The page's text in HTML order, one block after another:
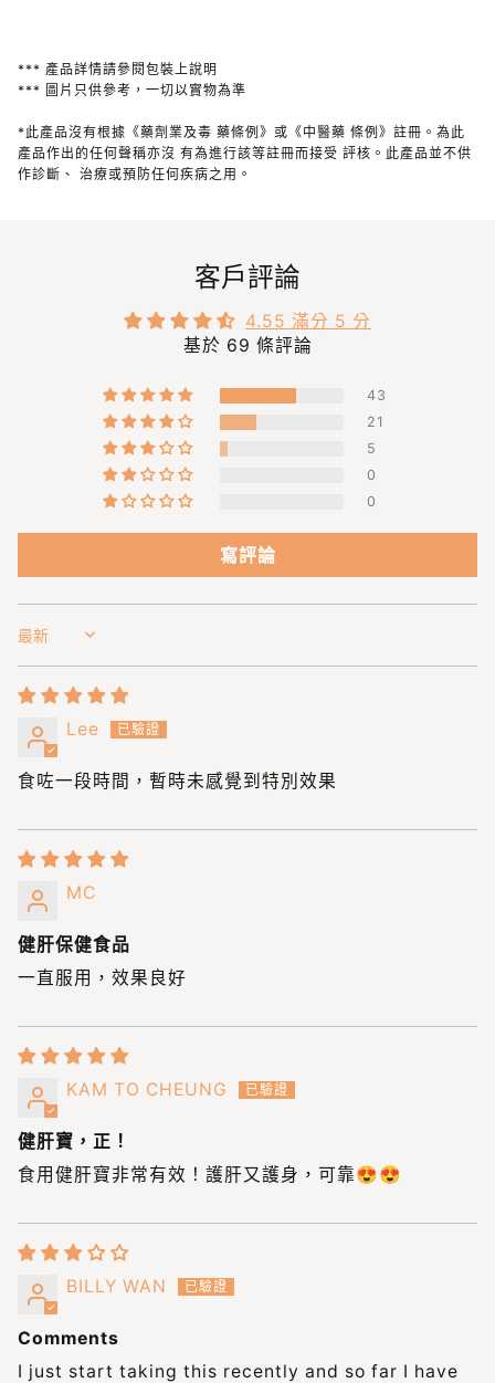
*** 產品詳情請參閱包裝上說明
*** 圖片只供參考，一切以實物為準
*此產品沒有根據《藥劑業及毒 藥條例》或《中醫藥 條例》註冊。為此
產品作出的任何聲稱亦沒 有為進行該等註冊而接受 評核。此產品並不供
作診斷、 治療或預防任何疾病之用。
客戶評論
4.55 滿分 5 分
基於 69 條評論
43
21
5
0
0
寫評論
Sort by
Lee
食咗一段時間，暫時未感覺到特別效果
MC
健肝保健食品
一直服用，效果良好
KAM TO CHEUNG
健肝寶，正！
食用健肝寶非常有效！護肝又護身，可靠😍😍
BILLY WAN
Comments
I just start taking this recently and so far I have